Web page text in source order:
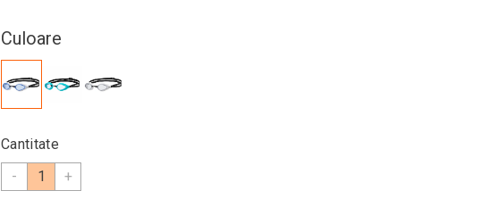
Culoare
Cantitate
-
+